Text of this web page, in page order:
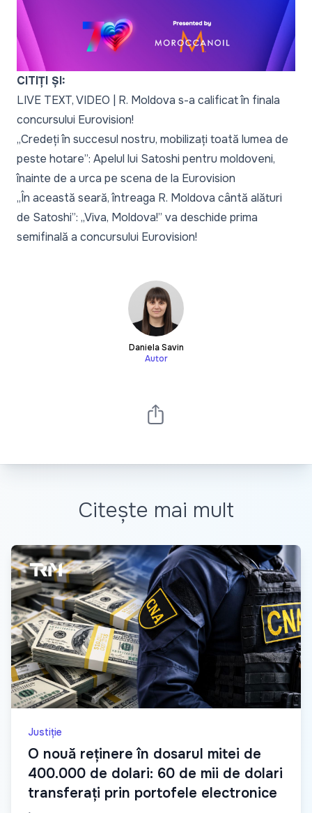
CITIȚI ȘI:
LIVE TEXT, VIDEO | R. Moldova s-a calificat în finala
concursului Eurovision!
„Credeți în succesul nostru, mobilizați toată lumea de
peste hotare”: Apelul lui Satoshi pentru moldoveni,
înainte de a urca pe scena de la Eurovision
„În această seară, întreaga R. Moldova cântă alături
de Satoshi”: „Viva, Moldova!” va deschide prima
semifinală a concursului Eurovision!
Daniela Savin
Autor
Citește mai mult
Justiție
O nouă reținere în dosarul mitei de
400.000 de dolari: 60 de mii de dolari
transferați prin portofele electronice